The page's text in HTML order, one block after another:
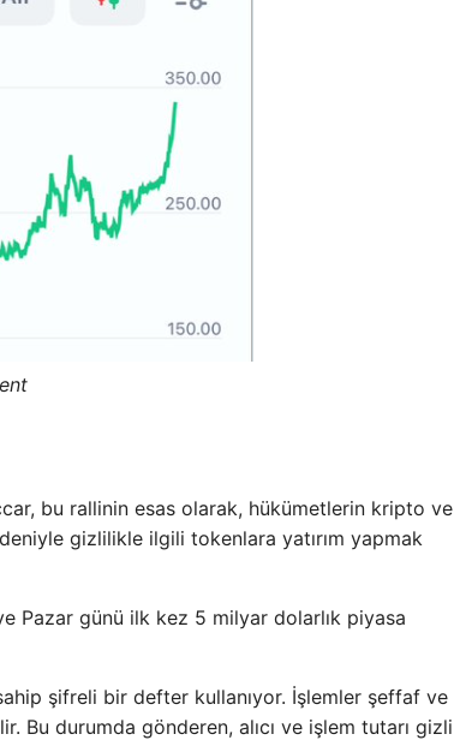
bu rallinin esas olarak, hükümetlerin kripto ve
gizlilikle ilgili tokenlara yatırım yapmak
Pazar günü ilk kez 5 milyar dolarlık piyasa
şifreli bir defter kullanıyor. İşlemler şeffaf ve
Bu durumda gönderen, alıcı ve işlem tutarı gizli